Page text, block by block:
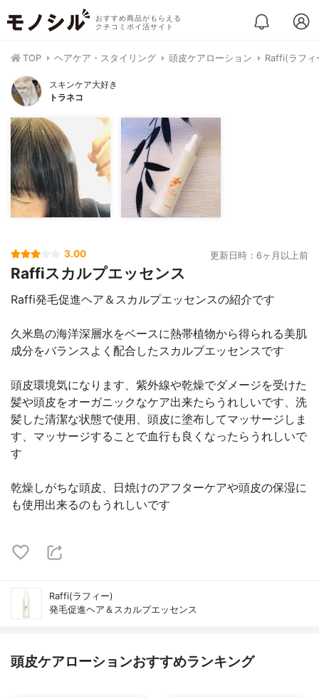
おすすめ商品がもらえる
クチコミポイ活サイト
TOP ヘアケア・スタイリング 頭皮ケアローション Raffi(ラフィ
スキンケア大好き
トラネコ
3.00 更新日時：6ヶ月以上前
Raffiスカルプエッセンス
Raffi発毛促進ヘア＆スカルプエッセンスの紹介です
久米島の海洋深層水をベースに熱帯植物から得られる美肌
成分をバランスよく配合したスカルプエッセンスです
頭皮環境気になります、紫外線や乾燥でダメージを受けた
髪や頭皮をオーガニックなケア出来たらうれしいです、洗
髪した清潔な状態で使用、頭皮に塗布してマッサージしま
す、マッサージすることで血行も良くなったらうれしいで
す
乾燥しがちな頭皮、日焼けのアフターケアや頭皮の保湿に
も使用出来るのもうれしいです
Raffi(ラフィー)
発毛促進ヘア＆スカルプエッセンス
頭皮ケアローションおすすめランキング